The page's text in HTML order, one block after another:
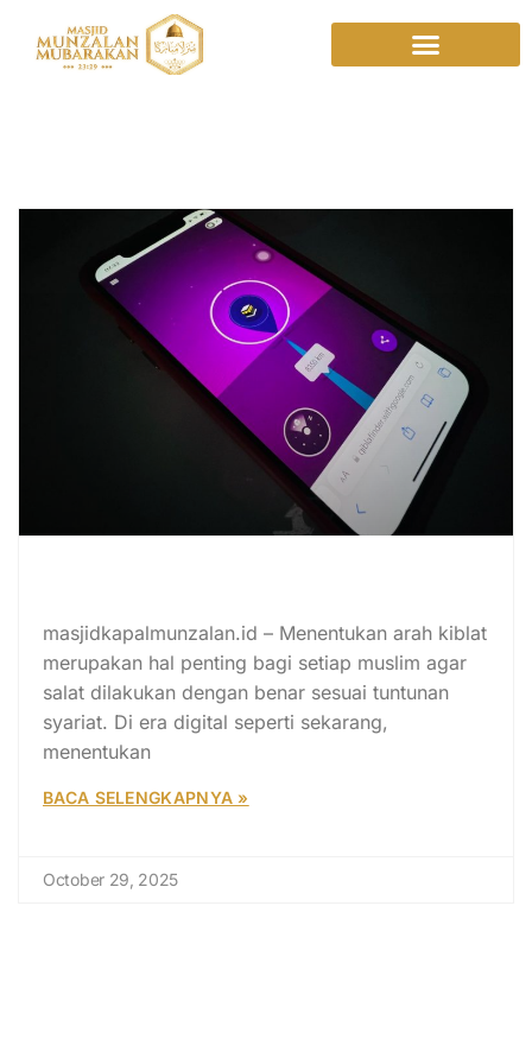
OnlineKiblat
masjidkapalmunzalan.id – Menentukan arah kiblat
merupakan hal penting bagi setiap muslim agar
salat dilakukan dengan benar sesuai tuntunan
syariat. Di era digital seperti sekarang,
menentukan
BACA SELENGKAPNYA »
October 29, 2025